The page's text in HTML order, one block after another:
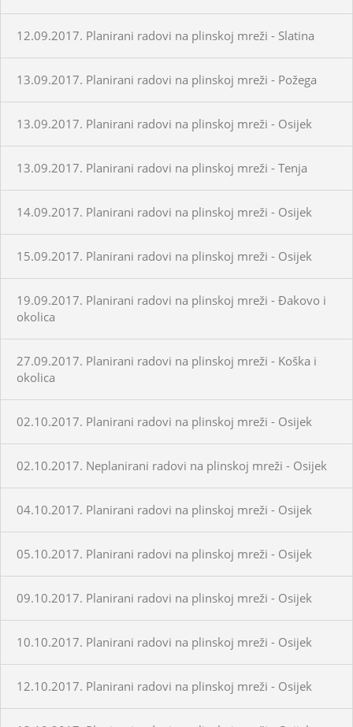
12.09.2017. Planirani radovi na plinskoj mreži - Slatina
13.09.2017. Planirani radovi na plinskoj mreži - Požega
13.09.2017. Planirani radovi na plinskoj mreži - Osijek
13.09.2017. Planirani radovi na plinskoj mreži - Tenja
14.09.2017. Planirani radovi na plinskoj mreži - Osijek
15.09.2017. Planirani radovi na plinskoj mreži - Osijek
19.09.2017. Planirani radovi na plinskoj mreži - Đakovo i
okolica
27.09.2017. Planirani radovi na plinskoj mreži - Koška i
okolica
02.10.2017. Planirani radovi na plinskoj mreži - Osijek
02.10.2017. Neplanirani radovi na plinskoj mreži - Osijek
04.10.2017. Planirani radovi na plinskoj mreži - Osijek
05.10.2017. Planirani radovi na plinskoj mreži - Osijek
09.10.2017. Planirani radovi na plinskoj mreži - Osijek
10.10.2017. Planirani radovi na plinskoj mreži - Osijek
12.10.2017. Planirani radovi na plinskoj mreži - Osijek